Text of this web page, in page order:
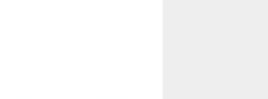
για το σκοπό αυτό. Ήταν
ευλογία η παρουσία του